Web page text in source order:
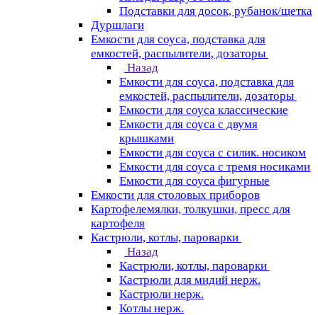
Подставки для досок, рубанок/щетка
Дуршлаги
Емкости для соуса, подставка для
емкостей, распылители, дозаторы
Назад
Емкости для соуса, подставка для
емкостей, распылители, дозаторы
Емкости для соуса классические
Емкости для соуса с двумя
крышками
Емкости для соуса с силик. носиком
Емкости для соуса с тремя носиками
Емкости для соуса фигурные
Емкости для столовых приборов
Картофелемялки, толкушки, пресс для
картофеля
Кастрюли, котлы, пароварки
Назад
Кастрюли, котлы, пароварки
Кастрюли для мидий нерж.
Кастрюли нерж.
Котлы нерж.